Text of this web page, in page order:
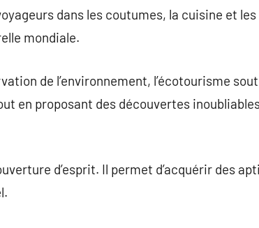
dans les coutumes, la cuisine et
mondiale.
de l’environnement, l’écotourisme
en proposant des découvertes
d’esprit. Il permet d’acquérir des